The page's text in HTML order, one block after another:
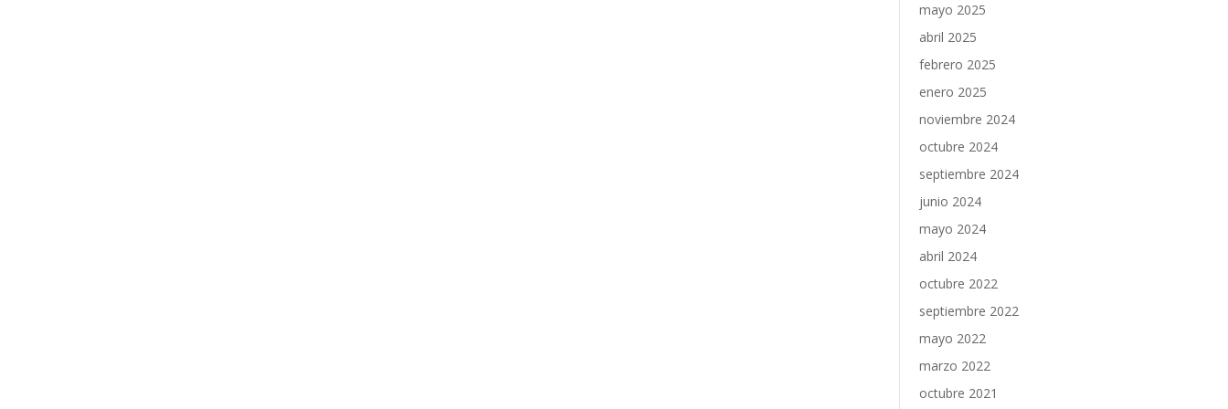
mayo 2025
abril 2025
febrero 2025
enero 2025
noviembre 2024
octubre 2024
septiembre 2024
junio 2024
mayo 2024
abril 2024
octubre 2022
septiembre 2022
mayo 2022
marzo 2022
octubre 2021